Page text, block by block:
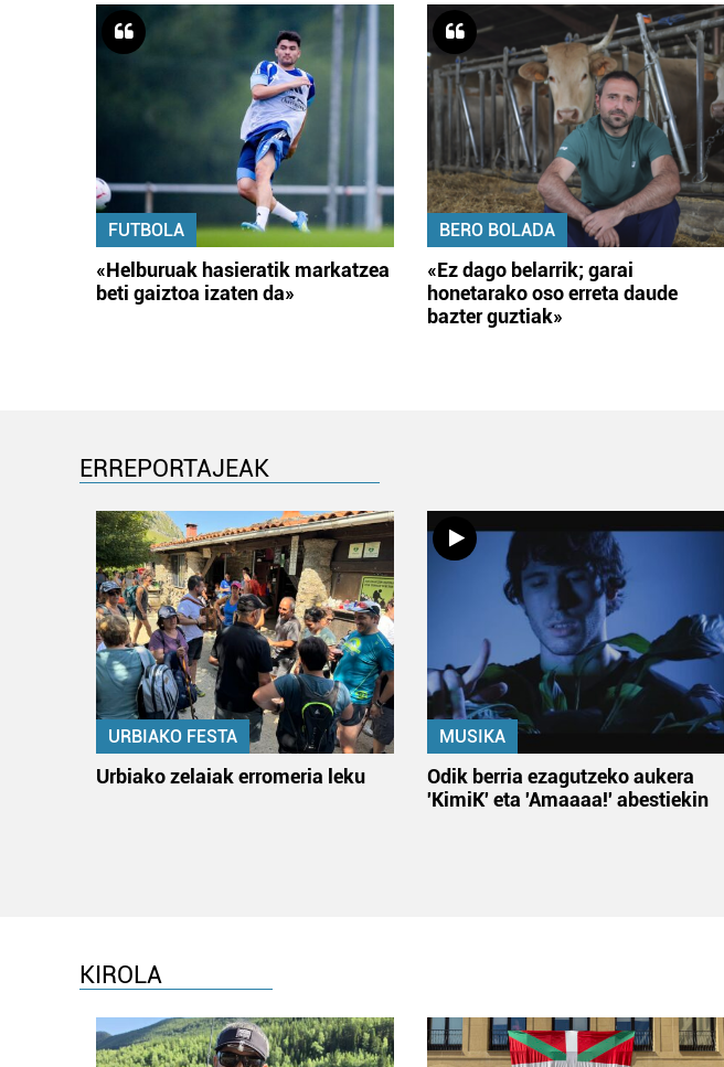
FUTBOLA
«Helburuak hasieratik markatzea
beti gaiztoa izaten da»
BERO BOLADA
«Ez dago belarrik; garai
honetarako oso erreta daude
bazter guztiak»
ERREPORTAJEAK
URBIAKO FESTA
Urbiako zelaiak erromeria leku
MUSIKA
Odik berria ezagutzeko aukera
'KimiK' eta 'Amaaaa!' abestiekin
KIROLA